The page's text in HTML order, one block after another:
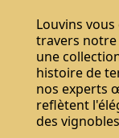
Louvins
travers notre
une
histoire de
nos experts
reflètent
des